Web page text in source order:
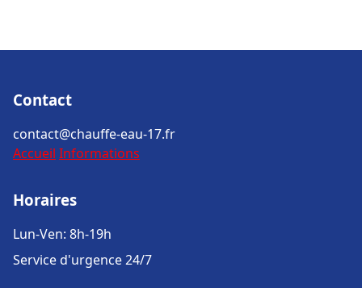
Contact
contact@chauffe-eau-17.fr
Accueil Informations
Horaires
Lun-Ven: 8h-19h
Service d'urgence 24/7